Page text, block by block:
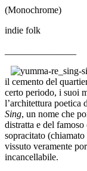
(Monochrome)
indie folk
il cemento del
certo periodo, i suoi
l’architettura poetica
Sing, un nome che
distratta e del
sopracitato
vissuto veramente
incancellabile.